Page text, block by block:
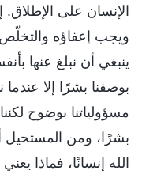
الإنسان على
ويجب إعفاؤه والتخلّص
ينبغي أن نبلغ عنها
بوصفنا بشرًا إلا عندما
مسؤولياتنا بوضوح
بشرًا، ومن المستحيل
الله إنسانًا، فماذا